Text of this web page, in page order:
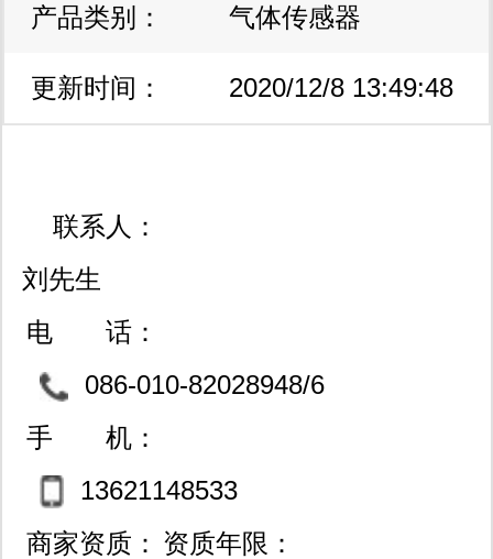
产品类别： 气体传感器
更新时间： 2020/12/8 13:49:48
联系人：
刘先生
电 话：
086-010-82028948/6
2013408/82029747
手 机：
13621148533
商家资质： 资质年限：